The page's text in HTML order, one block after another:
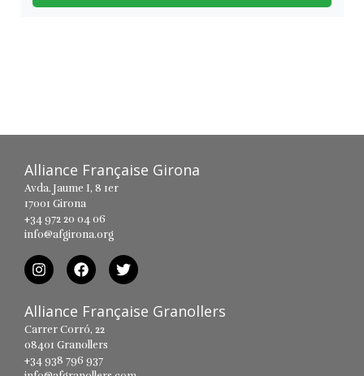
Alliance Française Girona
Avda. Jaume I, 8 1er
17001 Girona
+34 972 20 04 06
info@afgirona.org
Alliance Française Granollers
Carrer Corró, 22
08401 Granollers
+34 938 796 937